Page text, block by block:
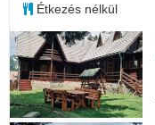
Étkezés nélkül